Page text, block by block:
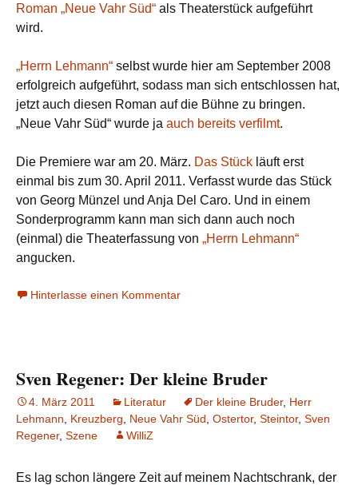
Roman „Neue Vahr Süd“ als Theaterstück aufgeführt
wird.
„Herrn Lehmann“ selbst wurde hier am September 2008
erfolgreich aufgeführt, sodass man sich entschlossen hat,
jetzt auch diesen Roman auf die Bühne zu bringen.
„Neue Vahr Süd“ wurde ja auch bereits verfilmt.
Die Premiere war am 20. März. Das Stück läuft erst
einmal bis zum 30. April 2011. Verfasst wurde das Stück
von Georg Münzel und Anja Del Caro. Und in einem
Sonderprogramm kann man sich dann auch noch
(einmal) die Theaterfassung von „Herrn Lehmann“
angucken.
Hinterlasse einen Kommentar
Sven Regener: Der kleine Bruder
4. März 2011 Literatur Der kleine Bruder, Herr
Lehmann
Kreuzberg Neue Vahr Süd Ostertor, Steintor, Sven
Regener, Szene WilliZ
Es lag schon längere Zeit auf meinem Nachtschrank, der